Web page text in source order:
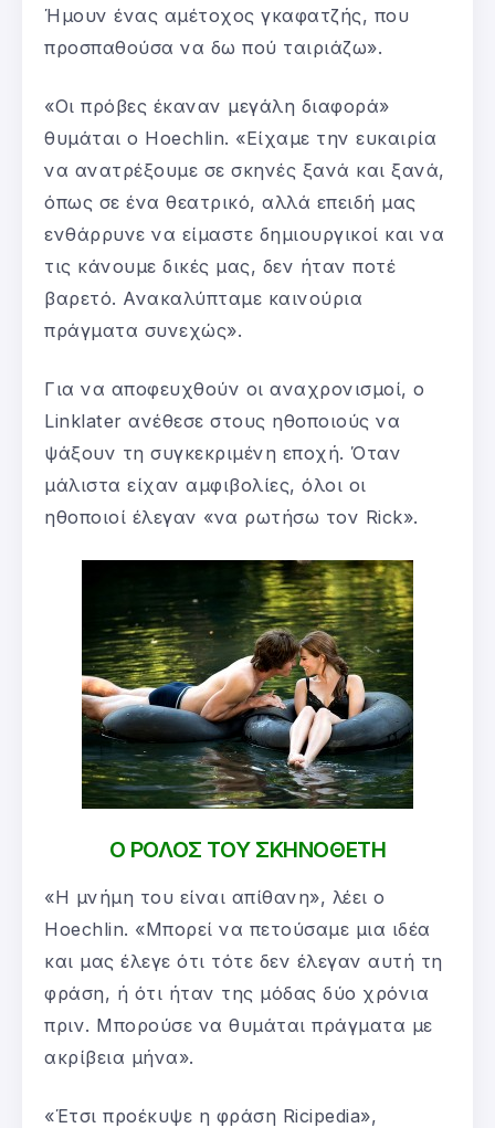
Ήμουν ένας αμέτοχος γκαφατζής, που
προσπαθούσα να δω πού ταιριάζω».
«Οι πρόβες έκαναν μεγάλη διαφορά»
θυμάται ο Hoechlin. «Είχαμε την ευκαιρία
να ανατρέξουμε σε σκηνές ξανά και ξανά,
όπως σε ένα θεατρικό, αλλά επειδή μας
ενθάρρυνε να είμαστε δημιουργικοί και να
τις κάνουμε δικές μας, δεν ήταν ποτέ
βαρετό. Ανακαλύπταμε καινούρια
πράγματα συνεχώς».
Για να αποφευχθούν οι αναχρονισμοί, ο
Linklater ανέθεσε στους ηθοποιούς να
ψάξουν τη συγκεκριμένη εποχή. Όταν
μάλιστα είχαν αμφιβολίες, όλοι οι
ηθοποιοί έλεγαν «να ρωτήσω τον Rick».
Ο ΡΟΛΟΣ ΤΟΥ ΣΚΗΝΟΘΕΤΗ
«Η μνήμη του είναι απίθανη», λέει ο
Hoechlin. «Μπορεί να πετούσαμε μια ιδέα
και μας έλεγε ότι τότε δεν έλεγαν αυτή τη
φράση, ή ότι ήταν της μόδας δύο χρόνια
πριν. Μπορούσε να θυμάται πράγματα με
ακρίβεια μήνα».
«Έτσι προέκυψε η φράση Ricipedia»,